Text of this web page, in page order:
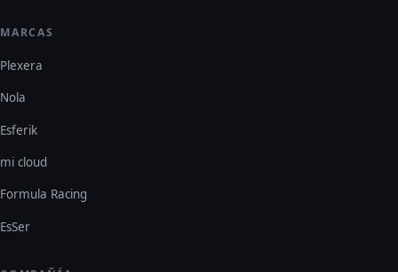
MARCAS
Plexera
Nola
Esferik
mi cloud
Formula Racing
EsSer